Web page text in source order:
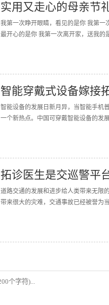
实用又走心的母亲节
我第一次睁开眼睛，看见的是你 我第一
最开心的是你 我第一次离开家，送我的
智能穿戴式设备嫁接
智能设备的发展日新月异，当智能手机
一个新热点。中国可穿戴智能设备的发
拓诊医生是交巡警平
道路交通的发展和进步给人类带来无限
带来很大的灾难，交通事故已经被誉为